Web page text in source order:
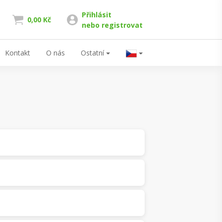
0,00 Kč
Přihlásit
nebo registrovat
Kontakt O nás Ostatní